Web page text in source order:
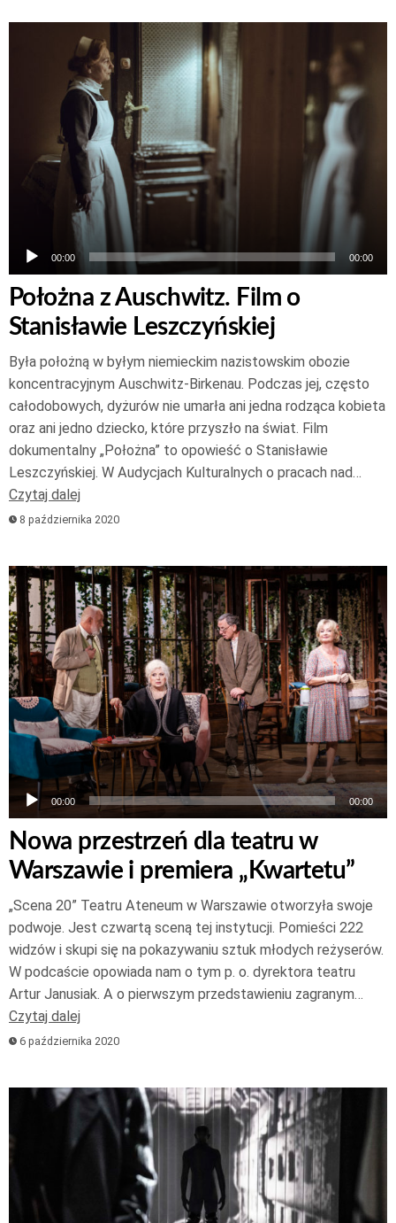
Odtwarzacz
dźwiękowych
00:00 00:00
Położna z Auschwitz. Film o
Stanisławie Leszczyńskiej
Była położną w byłym niemieckim nazistowskim obozie
koncentracyjnym Auschwitz-Birkenau. Podczas jej, często
całodobowych, dyżurów nie umarła ani jedna rodząca kobieta
oraz ani jedno dziecko, które przyszło na świat. Film
dokumentalny „Położna” to opowieść o Stanisławie
Leszczyńskiej. W Audycjach Kulturalnych o pracach nad…
Czytaj dalej
8 października 2020
Odtwarzacz
plików
dźwiękowych
00:00 00:00
Nowa przestrzeń dla teatru w
Warszawie i premiera „Kwartetu”
„Scena 20” Teatru Ateneum w Warszawie otworzyła swoje
podwoje. Jest czwartą sceną tej instytucji. Pomieści 222
widzów i skupi się na pokazywaniu sztuk młodych reżyserów.
W podcaście opowiada nam o tym p. o. dyrektora teatru
Artur Janusiak. A o pierwszym przedstawieniu zagranym…
Czytaj dalej
6 października 2020
Odtwarzacz
dźwiękowych